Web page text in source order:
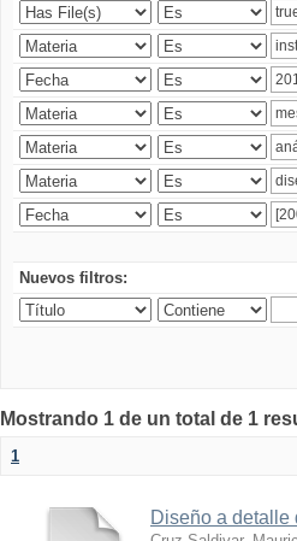
Nuevos filtros:
Mostrando 1 de un total de 1
1
Diseño a detalle